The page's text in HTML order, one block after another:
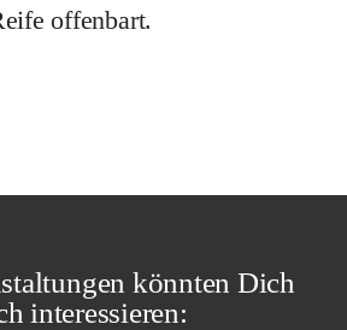
offenbart.
könnten Dich
interessieren: